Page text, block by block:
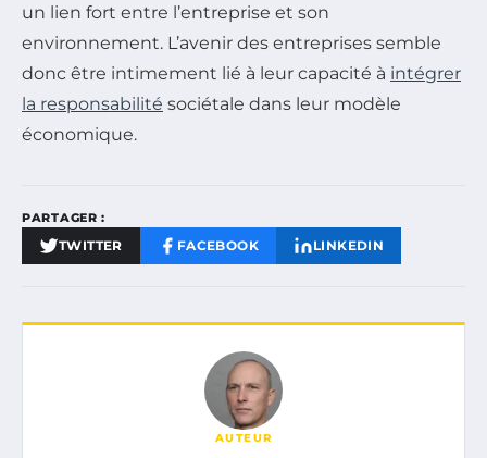
un lien fort entre l’entreprise et son
environnement. L’avenir des entreprises semble
donc être intimement lié à leur capacité à intégrer
la responsabilité sociétale dans leur modèle
économique.
PARTAGER :
TWITTER FACEBOOK LINKEDIN
AUTEUR